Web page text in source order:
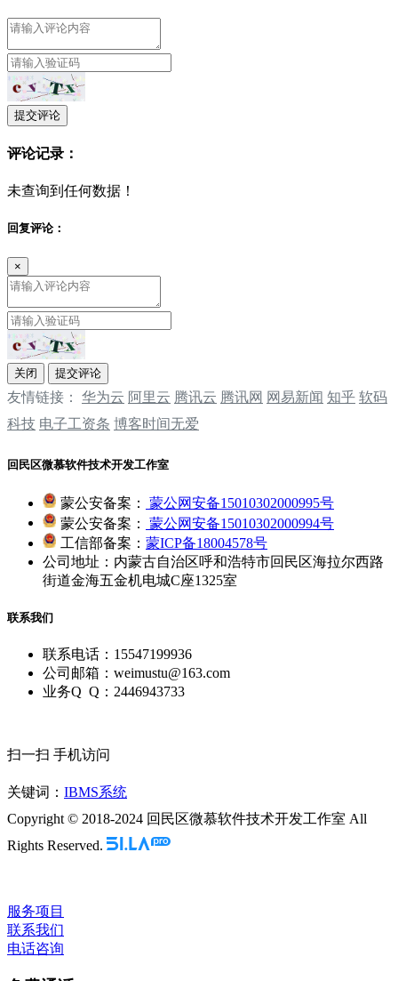
提交评论
评论记录：
未查询到任何数据！
回复评论：
×
关闭 提交评论
友情链接： 华为云 阿里云 腾讯云 ‌‌腾讯网 ‌‌网易新闻 ‌‌知乎 软码
科技 电子工资条 博客时间无爱
回民区微慕软件技术开发工作室
蒙公安备案：
蒙公网安备15010302000995号
蒙公安备案：
蒙公网安备15010302000994号
工信部备案： 蒙ICP备18004578号
公司地址：内蒙古自治区呼和浩特市回民区海拉尔西路
街道金海五金机电城C座1325室
联系我们
联系电话：15547199936
公司邮箱：weimustu@163.com
业务Q Q：2446943733
扫一扫 手机访问
关键词： IBMS系统
Copyright © 2018-2024 回民区微慕软件技术开发工作室 All
Rights Reserved.
服务项目
联系我们
电话咨询